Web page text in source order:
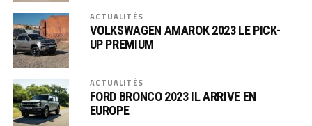
ACTUALITÉS
VOLKSWAGEN AMAROK 2023 LE PICK-
UP PREMIUM
ACTUALITÉS
FORD BRONCO 2023 IL ARRIVE EN
EUROPE